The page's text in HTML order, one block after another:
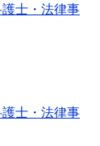
士・法律事
士・法律事